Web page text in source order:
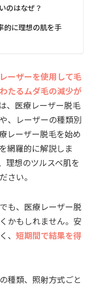
のはなぜ？
的に理想の肌を手
ーザーを使用して毛
たるムダ毛の減少が
、医療レーザー脱毛
、レーザーの種類別
レーザー脱毛を始め
網羅的に解説しま
理想のツルスベ肌を
さい。
も、医療レーザー脱
かもしれません。安
、 短期間で結果を得
種類、照射方式ごと